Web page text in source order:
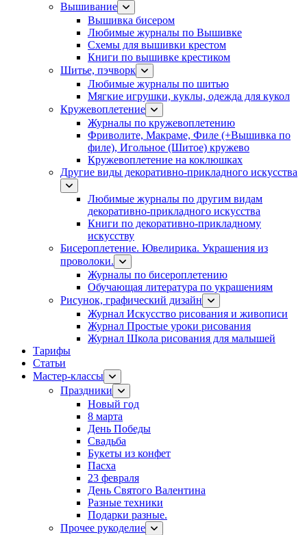
Вышивание
Вышивка бисером
Любимые журналы по Вышивке
Схемы для вышивки крестом
Книги по вышивке крестиком
Шитье, пэчворк
Любимые журналы по шитью
Мягкие игрушки, куклы, одежда для кукол
Кружевоплетение
Журналы по кружевоплетению
Фриволите, Макраме, Филе (+Вышивка по
филе), Игольное (Шитое) кружево
Кружевоплетение на коклюшках
Другие виды декоративно-прикладного искусства
Любимые журналы по другим видам
декоративно-прикладного искусства
Книги по декоративно-прикладному
искусству
Бисероплетение. Ювелирика. Украшения из
проволоки.
Журналы по бисероплетению
Обучающая литература по украшениям
Рисунок, графический дизайн
Журнал Искусство рисования и живописи
Журнал Простые уроки рисования
Журнал Школа рисования для малышей
Тарифы
Статьи
Мастер-классы
Праздники
Новый год
8 марта
День Победы
Свадьба
Букеты из конфет
Пасха
23 февраля
День Святого Валентина
Разные техники
Подарки разные.
Прочее рукоделие